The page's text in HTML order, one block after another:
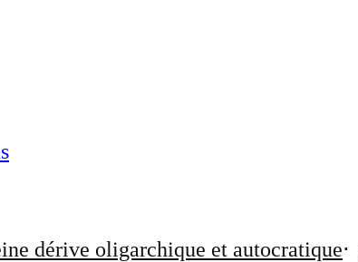
dérive oligarchique et autocratique